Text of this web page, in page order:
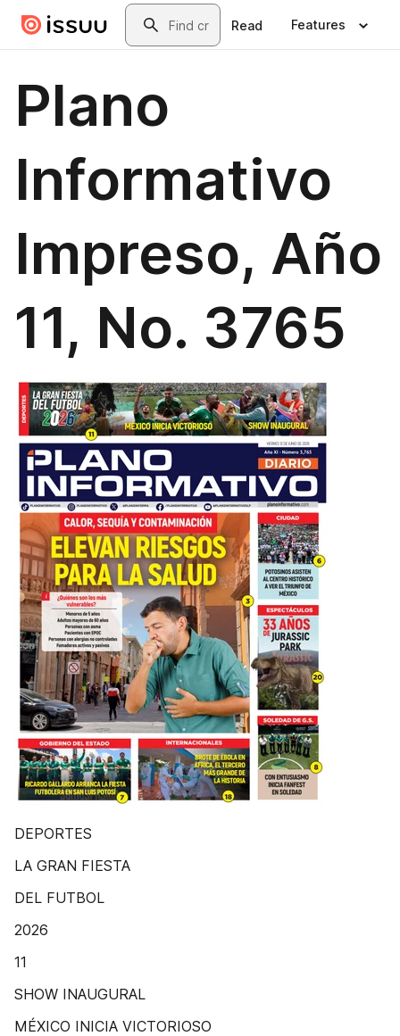
Skip to main contentSearch
Read Features
Plano
Informativo
Impreso, Año
11, No. 3765
DEPORTES
LA GRAN FIESTA
DEL FUTBOL
2026
11
SHOW INAUGURAL
MÉXICO INICIA VICTORIOSO